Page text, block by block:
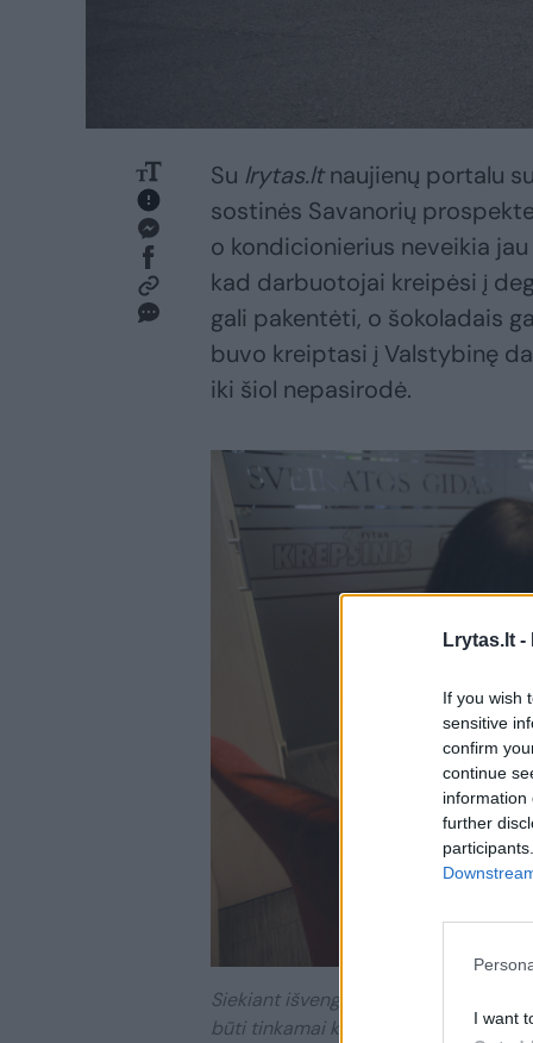
Lrytas.lt -
If you wish
sensitive
confirm
continue
information
further
I want
Su lrytas.ltnaujienų portalu
sostinės Savanorių
o kondicionierius neveikia
kad darbuotojai kreipėsi į
gali pakentėti, o šokoladais
buvo kreiptasi į Valstybinę
iki šiol nepasirodė.
Siekiant išvengti karščio sukeliamų
būti tinkamai kondicionuojamos,